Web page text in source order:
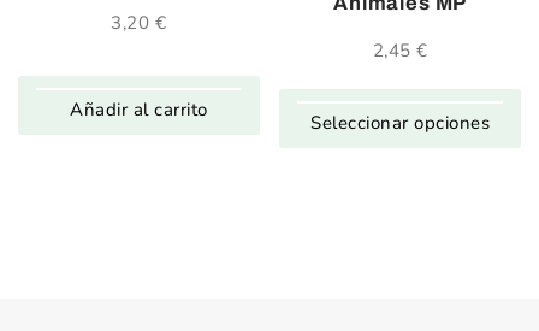
3,20 €
Añadir al carrito
2,45€
Seleccionar opciones